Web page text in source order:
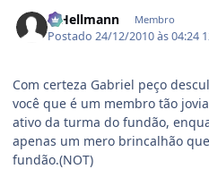
R.Hellmann Membro
Postado24/12/2010 às 04:24
Com certeza Gabriel peço
você que é um membro tão
ativo da turma do fundão,
apenas um mero brincalhão
fundão.(NOT)